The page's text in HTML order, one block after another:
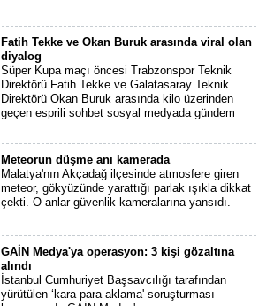
Fatih Tekke ve Okan Buruk arasında viral olan
diyalog
Süper Kupa maçı öncesi Trabzonspor Teknik
Direktörü Fatih Tekke ve Galatasaray Teknik
Direktörü Okan Buruk arasında kilo üzerinden
geçen esprili sohbet sosyal medyada gündem
Meteorun düşme anı kamerada
Malatya'nın Akçadağ ilçesinde atmosfere giren
meteor, gökyüzünde yarattığı parlak ışıkla dikkat
çekti. O anlar güvenlik kameralarına yansıdı.
GAİN Medya'ya operasyon: 3 kişi gözaltına
alındı
İstanbul Cumhuriyet Başsavcılığı tarafından
yürütülen ‘kara para aklama' soruşturması